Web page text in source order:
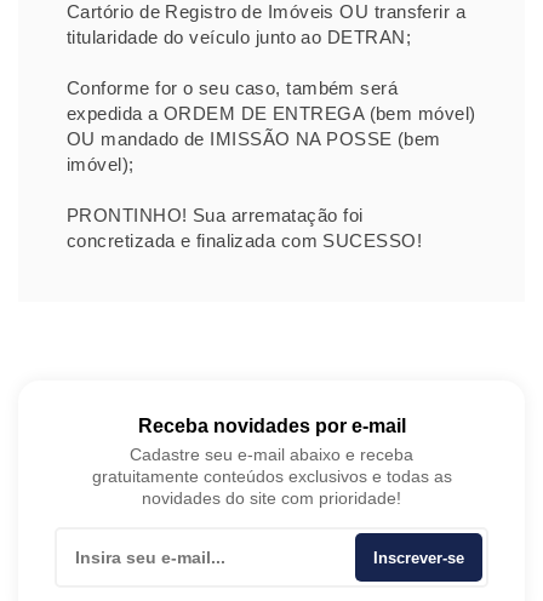
Cartório de Registro de Imóveis OU transferir a
titularidade do veículo junto ao DETRAN;
Conforme for o seu caso, também será
expedida a ORDEM DE ENTREGA (bem móvel)
OU mandado de IMISSÃO NA POSSE (bem
imóvel);
PRONTINHO! Sua arrematação foi
concretizada e finalizada com SUCESSO!
Receba novidades por e-mail
Cadastre seu e-mail abaixo e receba
gratuitamente conteúdos exclusivos e todas as
novidades do site com prioridade!
Inscrever-se